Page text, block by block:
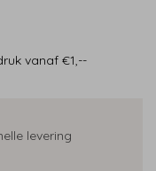
vanaf €1,--
levering